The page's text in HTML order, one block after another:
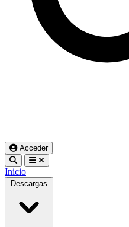
Acceder
Inicio
Descargas